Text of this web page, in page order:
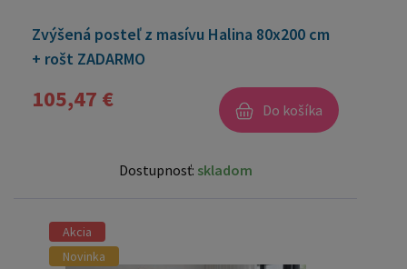
Zvýšená posteľ z masívu Halina 80x200 cm
+ rošt ZADARMO
105,47 € Do košíka
Dostupnosť: skladom
Akcia
Novinka